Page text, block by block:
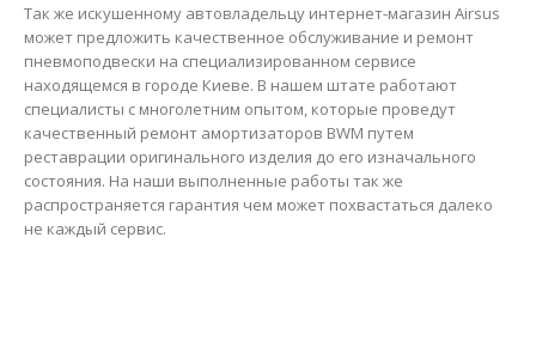
Так же искушенному автовладельцу интернет-магазин Airsus
может предложить качественное обслуживание и ремонт
пневмоподвески на специализированном сервисе
находящемся в городе Киеве. В нашем штате работают
специалисты с многолетним опытом, которые проведут
качественный ремонт амортизаторов BWM путем
реставрации оригинального изделия до его изначального
состояния. На наши выполненные работы так же
распространяется гарантия чем может похвастаться далеко
не каждый сервис.